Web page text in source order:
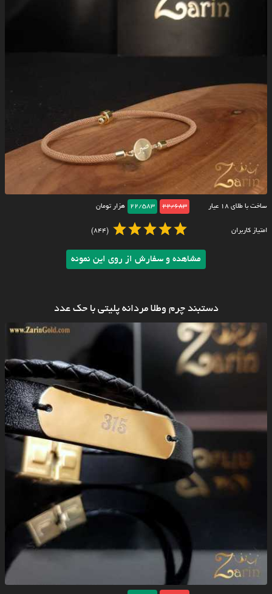
ساخت با طلای ۱۸ عیار 22/683
22/583 هزار تومان
امتیاز کاربران (844)
مشاهده و سفارش از روی این نمونه
دستبند چرم وطلا مردانه پلیتی با حک عدد